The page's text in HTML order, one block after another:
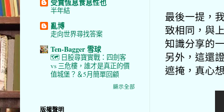
最後一提，
致相同，與
知識分享的
另外，這還
遮掩，真心
受賞恆息食息性也
半年結
亂博
走向世界尋找答案
Ten-Bagger 雪球
🗺️ 日股尋寶實戰：四劍客
vs 三危樓，誰才是真正的價
值城堡？＆5月簡單回顧
顯示全部
版權聲明